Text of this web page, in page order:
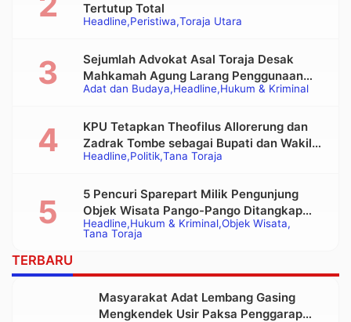
Headline Peristiwa Toraja Utara
Tertutup Total
Adat dan Budaya Headline Hukum & Kriminal
Sejumlah Advokat Asal Toraja Desak
Mahkamah Agung Larang Penggunaan
Alat Berat pada Eksekusi Rumah Adat
Headline Politik Tana Toraja
KPU Tetapkan Theofilus Allorerung dan
Zadrak Tombe sebagai Bupati dan Wakil
Bupati Tana Toraja Terpilih
Headline Hukum & Kriminal Objek Wisata
Tana Toraja
5 Pencuri Sparepart Milik Pengunjung
Objek Wisata Pango-Pango Ditangkap
Polisi
TERBARU
Masyarakat Adat Lembang Gasing
Mengkendek Usir Paksa Penggarap